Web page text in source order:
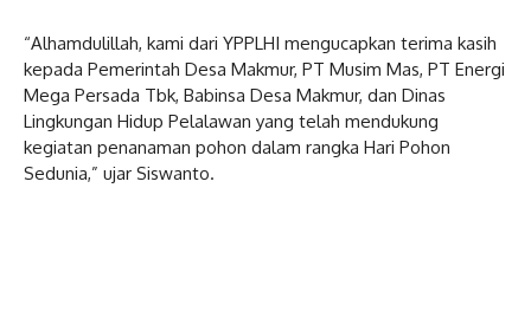
“Alhamdulillah, kami dari YPPLHI mengucapkan terima kasih
kepada Pemerintah Desa Makmur, PT Musim Mas, PT Energi
Mega Persada Tbk, Babinsa Desa Makmur, dan Dinas
Lingkungan Hidup Pelalawan yang telah mendukung
kegiatan penanaman pohon dalam rangka Hari Pohon
Sedunia,” ujar Siswanto.